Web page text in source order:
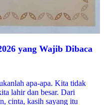
yang Wajib Dibaca